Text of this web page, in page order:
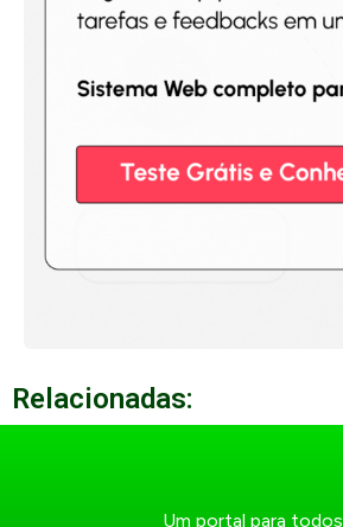
Relacionadas:
Um portal para todos